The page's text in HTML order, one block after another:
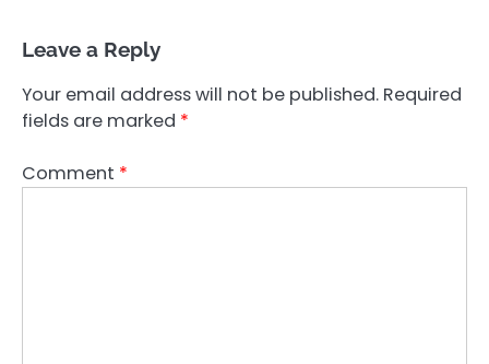
Leave a Reply
Your email address will not be published. Required
fields are marked *
Comment *